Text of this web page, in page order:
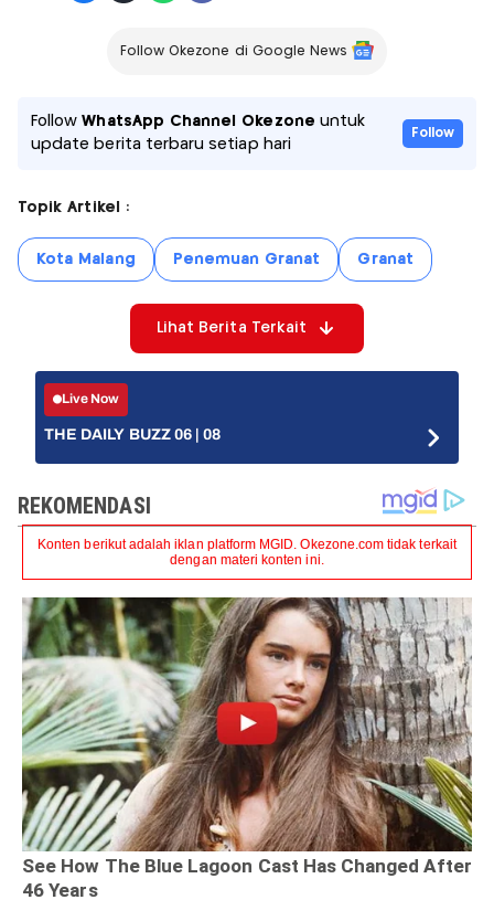
Follow Okezone di Google News
FollowWhatsApp Channel Okezone untuk
update berita terbaru setiap hari
Follow
Topik Artikel :
Kota Malang Penemuan Granat Granat
Lihat Berita Terkait
Live Now
THE DAILY BUZZ 06 | 08